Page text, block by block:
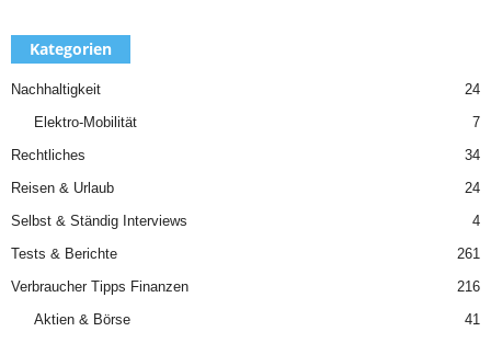
Kategorien
Nachhaltigkeit
24
Elektro-Mobilität
7
Rechtliches
34
Reisen & Urlaub
24
Selbst & Ständig Interviews
4
Tests & Berichte
261
Verbraucher Tipps Finanzen
216
Aktien & Börse
41